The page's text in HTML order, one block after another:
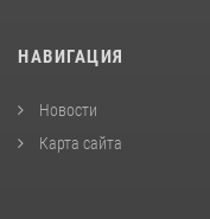
НАВИГАЦИЯ
Новости
Карта сайта